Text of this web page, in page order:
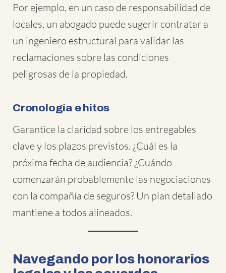
Por ejemplo, en un caso de responsabilidad de
locales, un abogado puede sugerir contratar a
un ingeniero estructural para validar las
reclamaciones sobre las condiciones
peligrosas de la propiedad.
Cronología e hitos
Garantice la claridad sobre los entregables
clave y los plazos previstos. ¿Cuál es la
próxima fecha de audiencia? ¿Cuándo
comenzarán probablemente las negociaciones
con la compañía de seguros? Un plan detallado
mantiene a todos alineados.
Navegando por los honorarios